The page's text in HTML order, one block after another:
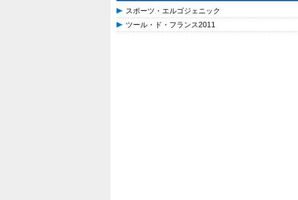
スポーツ・エルゴジェニック
ツール・ド・フランス2011